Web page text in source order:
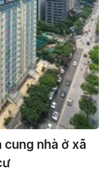
cung nhà ở xã